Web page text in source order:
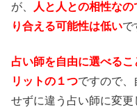
が、
人と人との相性な
り合える可能性は低いで
占い師を自由に選べる
リットの１つですので、
せずに違う占い師に変更